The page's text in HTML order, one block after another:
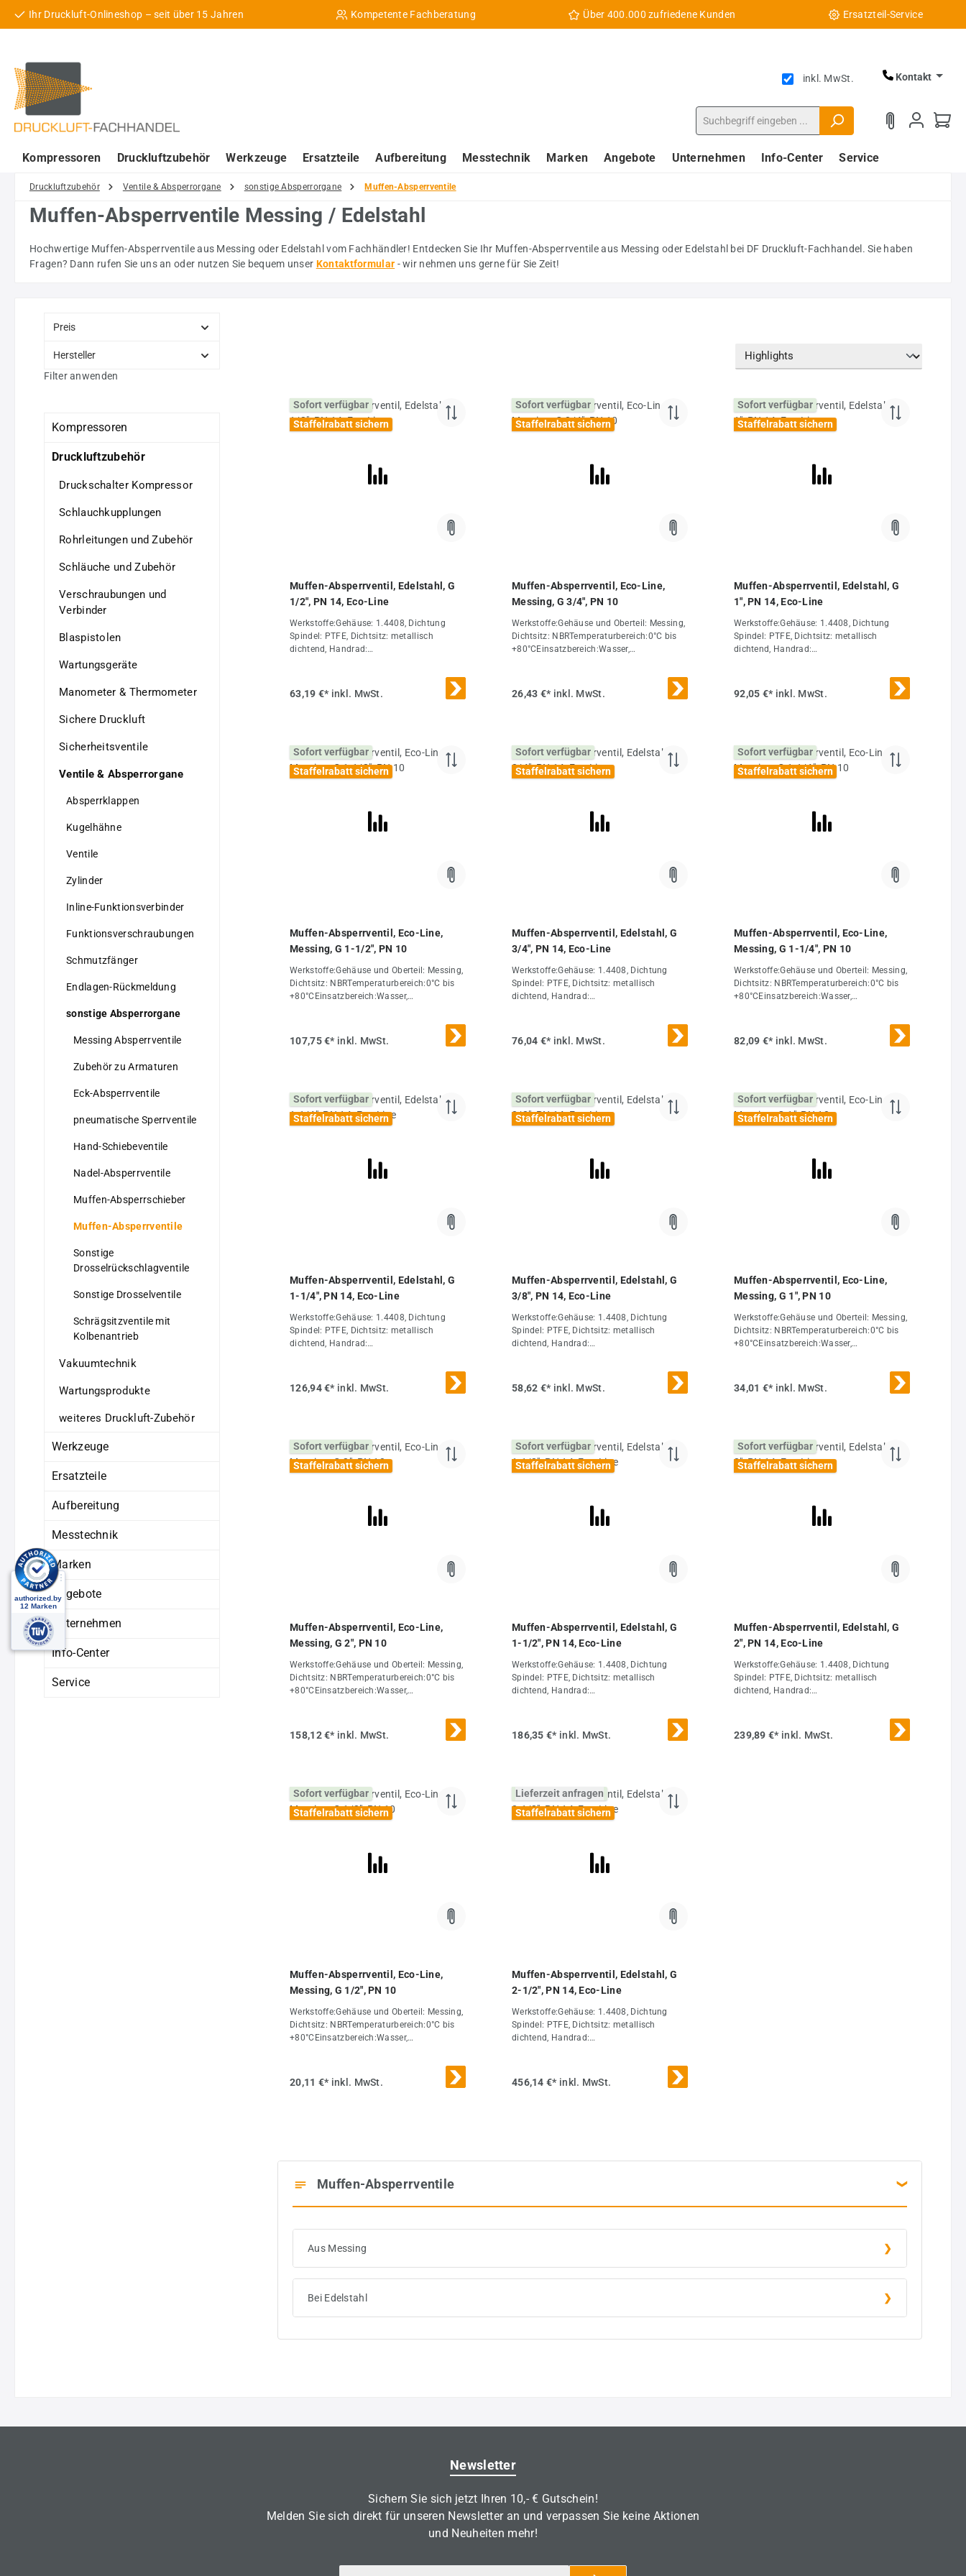
Hauptinhalt springen
Zur Suche springen
Zur Hauptnavigation springen
Ihr Druckluft-Onlineshop – seit über 15 Jahren Kompetente Fachberatung Über 400.000 zufriedene Kunden Ersatzteil-Service
inkl. MwSt. Kontakt
Kompressoren Druckluftzubehör Werkzeuge Ersatzteile Aufbereitung Messtechnik Marken Angebote Unternehmen Info-Center Service
Druckluftzubehör Ventile & Absperrorgane sonstige Absperrorgane Muffen-Absperrventile
Muffen-Absperrventile Messing / Edelstahl
Hochwertige Muffen-Absperrventile aus Messing oder Edelstahl vom Fachhändler! Entdecken Sie Ihr Muffen-Absperrventile aus Messing oder Edelstahl bei DF Druckluft-Fachhandel. Sie haben
Fragen? Dann rufen Sie uns an oder nutzen Sie bequem unser Kontaktformular - wir nehmen uns gerne für Sie Zeit!
Preis
Hersteller
Filter anwenden
Kompressoren
Druckluftzubehör
Druckschalter Kompressor
Schlauchkupplungen
Rohrleitungen und Zubehör
Schläuche und Zubehör
Verschraubungen und
Verbinder
Blaspistolen
Wartungsgeräte
Manometer & Thermometer
Sichere Druckluft
Sicherheitsventile
Ventile & Absperrorgane
Absperrklappen
Kugelhähne
Ventile
Zylinder
Inline-Funktionsverbinder
Funktionsverschraubungen
Schmutzfänger
Endlagen-Rückmeldung
sonstige Absperrorgane
Messing Absperrventile
Zubehör zu Armaturen
Eck-Absperrventile
pneumatische Sperrventile
Hand-Schiebeventile
Nadel-Absperrventile
Muffen-Absperrschieber
Muffen-Absperrventile
Sonstige
Drosselrückschlagventile
Sonstige Drosselventile
Schrägsitzventile mit
Kolbenantrieb
Vakuumtechnik
Wartungsprodukte
weiteres Druckluft-Zubehör
Werkzeuge
Ersatzteile
Aufbereitung
Messtechnik
Marken
Angebote
Unternehmen
Info-Center
Service
Sofort verfügbar
Staffelrabatt sichern
Muffen-Absperrventil, Edelstahl, G
1/2", PN 14, Eco-Line
Werkstoffe:Gehäuse: 1.4408, Dichtung
Spindel: PTFE, Dichtsitz: metallisch
dichtend, Handrad:
+200°CEinsatzbereich:Flüssigkeiten, Gase,
Luft, Heiz- und Hydrauliköle, Kraftstoffe
und Wasser, ChemikalienOptional:Zeugnis
14H (mm)103R
(mm)70ErsatzhandradMUA 12 ES E
RADGewicht340 g / Stk.
63,19 €* inkl. MwSt.
Sofort verfügbar
Staffelrabatt sichern
Muffen-Absperrventil, Eco-Line,
Messing, G 3/4", PN 10
Werkstoffe:Gehäuse und Oberteil: Messing,
Dichtsitz: NBRTemperaturbereich:0°C bis
+80°CEinsatzbereich:Wasser,
(mm)78R (mm)58Gewicht320 g / Stk.
26,43 €* inkl. MwSt.
Sofort verfügbar
Staffelrabatt sichern
Muffen-Absperrventil, Edelstahl, G
1", PN 14, Eco-Line
Werkstoffe:Gehäuse: 1.4408, Dichtung
Spindel: PTFE, Dichtsitz: metallisch
dichtend, Handrad:
+200°CEinsatzbereich:Flüssigkeiten, Gase,
Luft, Heiz- und Hydrauliköle, Kraftstoffe
und Wasser, ChemikalienOptional:Zeugnis
(mm)121R (mm)80ErsatzhandradMUA 10
ES E RADGewicht650 g / Stk.
92,05 €* inkl. MwSt.
Sofort verfügbar
Staffelrabatt sichern
Muffen-Absperrventil, Eco-Line,
Messing, G 1-1/2", PN 10
Werkstoffe:Gehäuse und Oberteil: Messing,
Dichtsitz: NBRTemperaturbereich:0°C bis
+80°CEinsatzbereich:Wasser,
1/2"DN (mm)38L (mm)101PN (bar)0 bis
10H (mm)128R (mm)79Gewicht1,2 kg /
107,75 €* inkl. MwSt.
Sofort verfügbar
Staffelrabatt sichern
Muffen-Absperrventil, Edelstahl, G
3/4", PN 14, Eco-Line
Werkstoffe:Gehäuse: 1.4408, Dichtung
Spindel: PTFE, Dichtsitz: metallisch
dichtend, Handrad:
+200°CEinsatzbereich:Flüssigkeiten, Gase,
Luft, Heiz- und Hydrauliköle, Kraftstoffe
und Wasser, ChemikalienOptional:Zeugnis
14H (mm)111R
(mm)80ErsatzhandradMUA 34 ES E
RADGewicht480 g / Stk.
76,04 €* inkl. MwSt.
Sofort verfügbar
Staffelrabatt sichern
Muffen-Absperrventil, Eco-Line,
Messing, G 1-1/4", PN 10
Werkstoffe:Gehäuse und Oberteil: Messing,
Dichtsitz: NBRTemperaturbereich:0°C bis
+80°CEinsatzbereich:Wasser,
1/4"DN (mm)32L (mm)88,5PN (bar)0 bis
10H (mm)126R (mm)79Gewicht900 g /
Stk.
82,09 €* inkl. MwSt.
Sofort verfügbar
Staffelrabatt sichern
Muffen-Absperrventil, Edelstahl, G
1-1/4", PN 14, Eco-Line
Werkstoffe:Gehäuse: 1.4408, Dichtung
Spindel: PTFE, Dichtsitz: metallisch
dichtend, Handrad:
+200°CEinsatzbereich:Flüssigkeiten, Gase,
Luft, Heiz- und Hydrauliköle, Kraftstoffe
und Wasser, ChemikalienOptional:Zeugnis
14H (mm)156R
(mm)90ErsatzhandradMUA 114 ES E
RADGewicht1 kg / Stk.
126,94 €* inkl. MwSt.
Sofort verfügbar
Staffelrabatt sichern
Muffen-Absperrventil, Edelstahl, G
3/8", PN 14, Eco-Line
Werkstoffe:Gehäuse: 1.4408, Dichtung
Spindel: PTFE, Dichtsitz: metallisch
dichtend, Handrad:
+200°CEinsatzbereich:Flüssigkeiten, Gase,
Luft, Heiz- und Hydrauliköle, Kraftstoffe
und Wasser, ChemikalienOptional:Zeugnis
14H (mm)103R
(mm)70ErsatzhandradMUA 38 ES E
RADGewicht320 g / Stk.
58,62 €* inkl. MwSt.
Sofort verfügbar
Staffelrabatt sichern
Muffen-Absperrventil, Eco-Line,
Messing, G 1", PN 10
Werkstoffe:Gehäuse und Oberteil: Messing,
Dichtsitz: NBRTemperaturbereich:0°C bis
+80°CEinsatzbereich:Wasser,
(mm)82R (mm)58Gewicht360 g / Stk.
34,01 €* inkl. MwSt.
Sofort verfügbar
Staffelrabatt sichern
Muffen-Absperrventil, Eco-Line,
Messing, G 2", PN 10
Werkstoffe:Gehäuse und Oberteil: Messing,
Dichtsitz: NBRTemperaturbereich:0°C bis
+80°CEinsatzbereich:Wasser,
(mm)149R (mm)85Gewicht1,7 kg / Stk.
158,12 €* inkl. MwSt.
Sofort verfügbar
Staffelrabatt sichern
Muffen-Absperrventil, Edelstahl, G
1-1/2", PN 14, Eco-Line
Werkstoffe:Gehäuse: 1.4408, Dichtung
Spindel: PTFE, Dichtsitz: metallisch
dichtend, Handrad:
+200°CEinsatzbereich:Flüssigkeiten, Gase,
Luft, Heiz- und Hydrauliköle, Kraftstoffe
und Wasser, ChemikalienOptional:Zeugnis
14H (mm)147R
(mm)90ErsatzhandradMUA 112 ES E
RADGewicht1,3 kg / Stk.
186,35 €* inkl. MwSt.
Sofort verfügbar
Staffelrabatt sichern
Muffen-Absperrventil, Edelstahl, G
2", PN 14, Eco-Line
Werkstoffe:Gehäuse: 1.4408, Dichtung
Spindel: PTFE, Dichtsitz: metallisch
dichtend, Handrad:
+200°CEinsatzbereich:Flüssigkeiten, Gase,
Luft, Heiz- und Hydrauliköle, Kraftstoffe
und Wasser, ChemikalienOptional:Zeugnis
239,89 €* inkl. MwSt.
Sofort verfügbar
Staffelrabatt sichern
Muffen-Absperrventil, Eco-Line,
Messing, G 1/2", PN 10
Werkstoffe:Gehäuse und Oberteil: Messing,
Dichtsitz: NBRTemperaturbereich:0°C bis
+80°CEinsatzbereich:Wasser,
(mm)78R (mm)58Gewicht300 g / Stk.
20,11 €* inkl. MwSt.
Lieferzeit anfragen
Staffelrabatt sichern
Muffen-Absperrventil, Edelstahl, G
2-1/2", PN 14, Eco-Line
Werkstoffe:Gehäuse: 1.4408, Dichtung
Spindel: PTFE, Dichtsitz: metallisch
dichtend, Handrad:
+200°CEinsatzbereich:Flüssigkeiten, Gase,
Luft, Heiz- und Hydrauliköle, Kraftstoffe
und Wasser, ChemikalienOptional:Zeugnis
456,14 €* inkl. MwSt.
Muffen-Absperrventile
Aus Messing
Bei Edelstahl
Newsletter
Sichern Sie sich jetzt Ihren 10,- € Gutschein!
Melden Sie sich direkt für unseren Newsletter an und verpassen Sie keine Aktionen
und Neuheiten mehr!